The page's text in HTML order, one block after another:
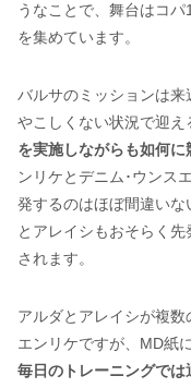
うなことで、舞台はコ
を集めています。
バルサのミッションは
やこしくない状況で迎え
を実施しながらも如何
ンリケとデニム･ウンス
発するのはほぼ間違い
とアレイシもおそらく
されます。
アルダとアレイシが複
エンリケですが、MD紙
毎日のトレーニングでは